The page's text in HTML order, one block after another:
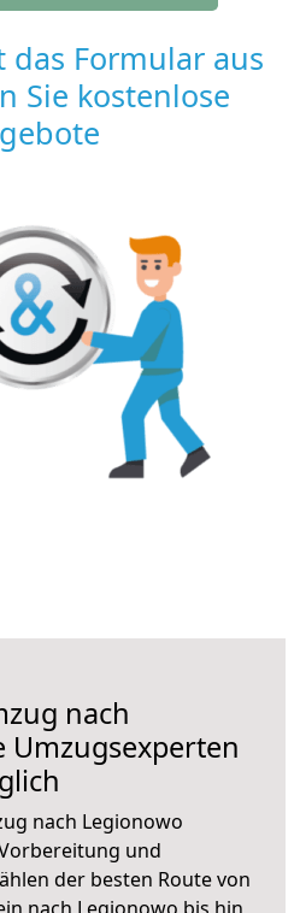
das Formular aus
Sie kostenlose
nach
Umzugsexperten
nach Legionowo
und
der besten Route von